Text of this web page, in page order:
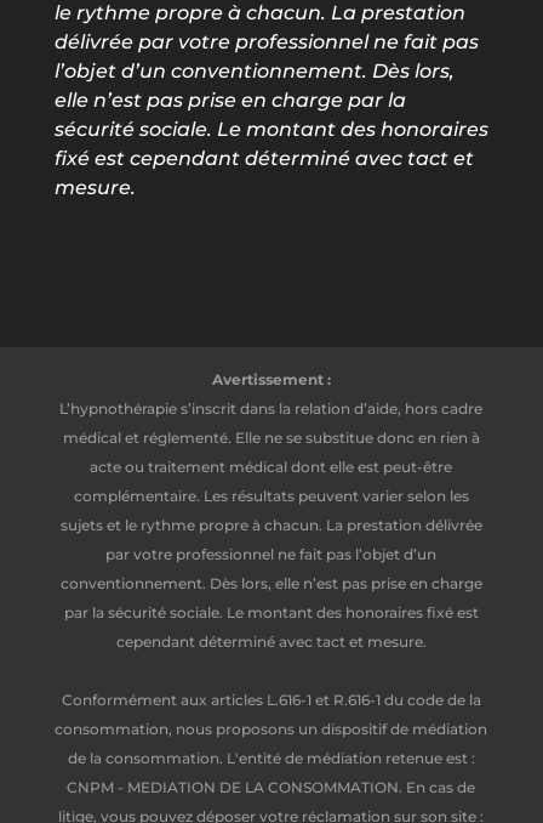
le rythme propre à chacun. La prestation
délivrée par votre professionnel ne fait pas
l’objet d’un conventionnement. Dès lors,
elle n’est pas prise en charge par la
sécurité sociale. Le montant des honoraires
fixé est cependant déterminé avec tact et
mesure.
Avertissement :
L’hypnothérapie s’inscrit dans la relation d’aide, hors cadre
médical et réglementé. Elle ne se substitue donc en rien à
acte ou traitement médical dont elle est peut-être
complémentaire. Les résultats peuvent varier selon les
sujets et le rythme propre à chacun. La prestation délivrée
par votre professionnel ne fait pas l’objet d’un
conventionnement. Dès lors, elle n’est pas prise en charge
par la sécurité sociale. Le montant des honoraires fixé est
cependant déterminé avec tact et mesure.
Conformément aux articles L.616-1 et R.616-1 du code de la
consommation, nous proposons un dispositif de médiation
de la consommation. L'entité de médiation retenue est :
CNPM - MEDIATION DE LA CONSOMMATION. En cas de
litige, vous pouvez déposer votre réclamation sur son site :